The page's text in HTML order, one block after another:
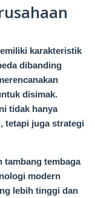
karakteristik
dibanding
disimak.
tidak hanya
tetapi juga strategi
tambang tembaga
modern
lebih tinggi dan